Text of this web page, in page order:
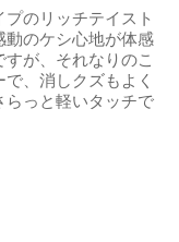
のリッチテイスト
動のケシ心地が体感
が、それなりのこ
、消しクズもよく
らっと軽いタッチで